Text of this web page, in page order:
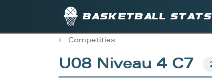
Basketball stats
Competities
U08 Niveau 4 C7